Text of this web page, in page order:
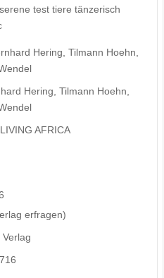
test tiere tänzerisch
Hering, Tilmann Hoehn,
Hering, Tilmann Hoehn,
AFRICA
erfragen)